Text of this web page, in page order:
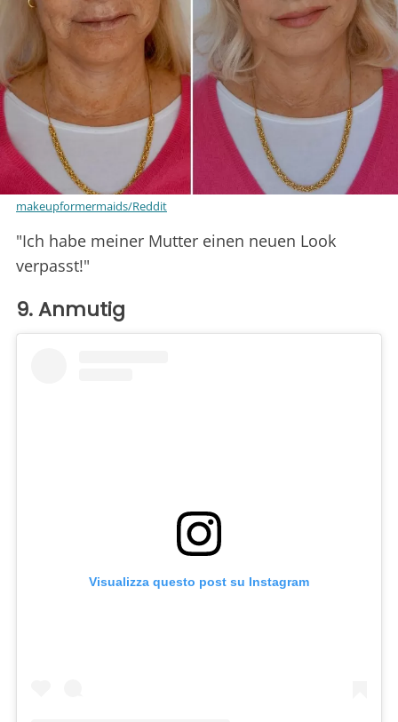
makeupformermaids/Reddit
"Ich habe meiner Mutter einen neuen Look
verpasst!"
9. Anmutig
Visualizza questo post su Instagram